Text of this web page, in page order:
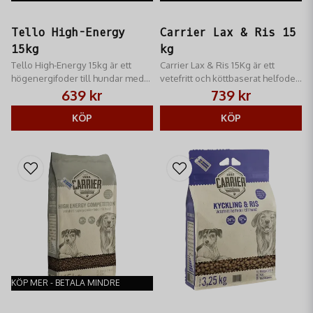
Tello High-Energy
15kg
Tello High-Energy 15kg är ett
högenergifoder till hundar med
en mycket aktiv livsstil men
passar även bra även till dräktiga
och digivande tikar.
639 kr
KÖP
Carrier Lax & Ris 15
kg
Carrier Lax & Ris 15Kg är ett
vetefritt och köttbaserat helfoder
till normalt aktiva hundar av alla
raser
739 kr
KÖP
KÖP MER - BETALA MINDRE